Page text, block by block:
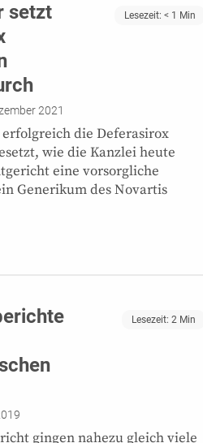
setzt
Lesezeit: < 1 Min
2021
die Deferasirox
wie die Kanzlei heute
eine vorsorgliche
Generikum des Novartis
Lesezeit: 2 Min
gingen nahezu gleich viele